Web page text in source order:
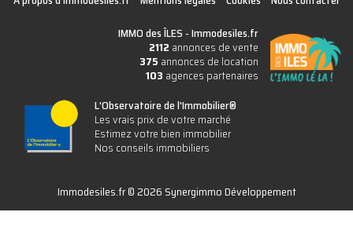
IMMO des ÎLES -Immodesiles.fr
2112 annonces de vente
375 annonces de location
103 agences partenaires
L'Observatoire de l'Immobilier®
Les vrais prix de votre marché
Estimez votre bien immobilier
Nos conseils immobiliers
Immodesiles.fr © 2026 Synergimmo Développement